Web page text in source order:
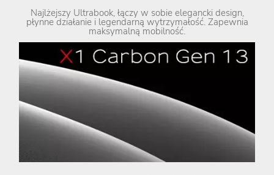
Najlżejszy Ultrabook, łączy w sobie elegancki design,
płynne działanie i legendarną wytrzymałość. Zapewnia
maksymalną mobilność.